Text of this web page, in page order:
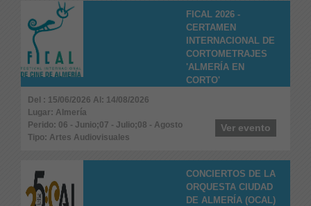
FICAL 2026 -
CERTAMEN
INTERNACIONAL DE
CORTOMETRAJES
'ALMERÍA EN
CORTO'
Del : 15/06/2026 Al: 14/08/2026
Lugar: Almería
Perido: 06 - Junio;07 - Julio;08 - Agosto
Tipo: Artes Audiovisuales
Ver evento
CONCIERTOS DE LA
ORQUESTA CIUDAD
DE ALMERÍA (OCAL)